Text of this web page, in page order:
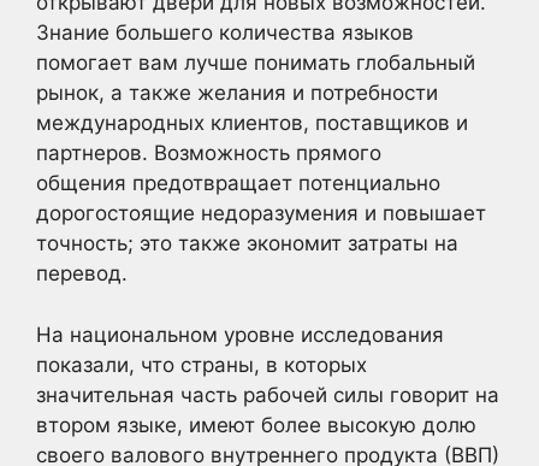
Знание большего количества языков
помогает вам лучше понимать глобальный
рынок, а также желания и потребности
международных клиентов, поставщиков и
партнеров. Возможность прямого
общения предотвращает потенциально
дорогостоящие недоразумения и повышает
точность; это также экономит затраты на
перевод.
На национальном уровне исследования
показали, что страны, в которых
значительная часть рабочей силы говорит на
втором языке, имеют более высокую долю
своего валового внутреннего продукта (ВВП)